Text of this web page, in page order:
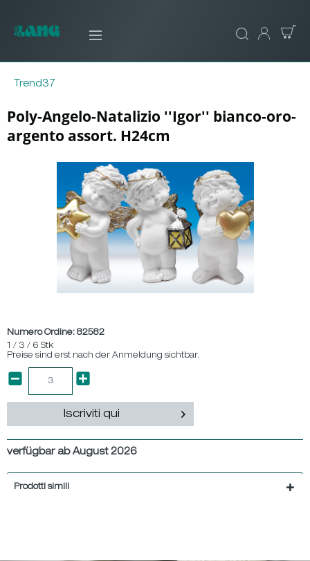
Trend37
Poly-Angelo-Natalizio ''Igor'' bianco-oro-
argento assort. H24cm
Numero Ordine: 82582
1 / 3 / 6 Stk
Preise sind erst nach der Anmeldung sichtbar.
Iscriviti qui
verfügbar ab August 2026
Prodotti simili